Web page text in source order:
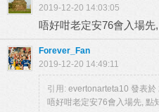
2019-12-20 14:03:05
唔好咁老定安76會入場
Forever_Fan
2019-12-20 14:49:11
引用: evertonarteta10 發表
唔好咁老定安76會入場先, 點